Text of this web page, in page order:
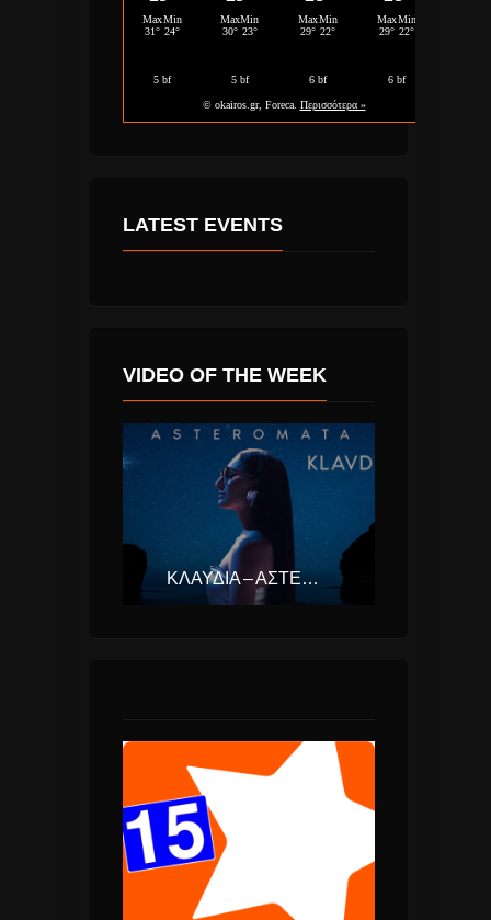
LATEST EVENTS
VIDEO OF THE WEEK
ΚΛΑΥΔΊΑ – ΑΣΤΕΡΟΜΆΤΑ (EUROVISION ΕΛΛΆΔΑ 2025)